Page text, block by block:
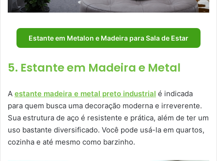
Estante em Metalon e Madeira para Sala de Estar
5. Estante em Madeira e Metal
A estante madeira e metal preto industrial é indicada
para quem busca uma decoração moderna e irreverente.
Sua estrutura de aço é resistente e prática, além de ter um
uso bastante diversificado. Você pode usá-la em quartos,
cozinha e até mesmo como barzinho.